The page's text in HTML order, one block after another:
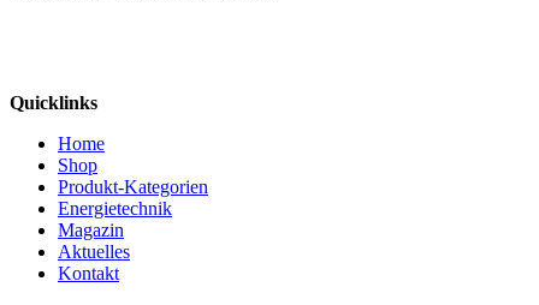
Quicklinks
Home
Shop
Produkt-Kategorien
Energietechnik
Magazin
Aktuelles
Kontakt